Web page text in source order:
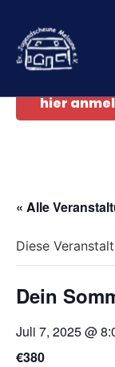
hier
« Alle
Diese
Dein
Juli 7, 2025 @
€380